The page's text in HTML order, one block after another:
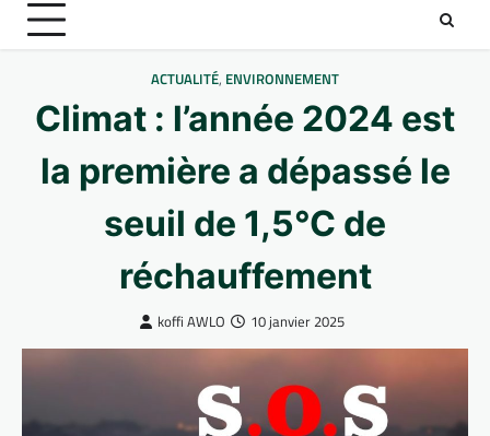
ACTUALITÉ, ENVIRONNEMENT
Climat : l’année 2024 est
la première a dépassé le
seuil de 1,5°C de
réchauffement
koffi AWLO 10 janvier 2025